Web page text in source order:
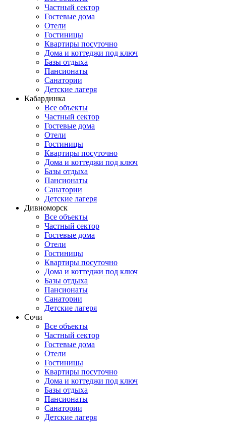
Частный сектор
Гостевые дома
Отели
Гостиницы
Квартиры посуточно
Дома и коттеджи под ключ
Базы отдыха
Пансионаты
Санатории
Детские лагеря
Кабардинка
Все объекты
Частный сектор
Гостевые дома
Отели
Гостиницы
Квартиры посуточно
Дома и коттеджи под ключ
Базы отдыха
Пансионаты
Санатории
Детские лагеря
Дивноморск
Все объекты
Частный сектор
Гостевые дома
Отели
Гостиницы
Квартиры посуточно
Дома и коттеджи под ключ
Базы отдыха
Пансионаты
Санатории
Детские лагеря
Сочи
Все объекты
Частный сектор
Гостевые дома
Отели
Гостиницы
Квартиры посуточно
Дома и коттеджи под ключ
Базы отдыха
Пансионаты
Санатории
Детские лагеря